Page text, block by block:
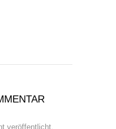
veröffentlicht.